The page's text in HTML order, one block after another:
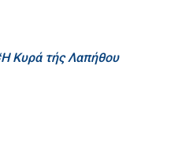
Η Κυρά τής Λαπήθου